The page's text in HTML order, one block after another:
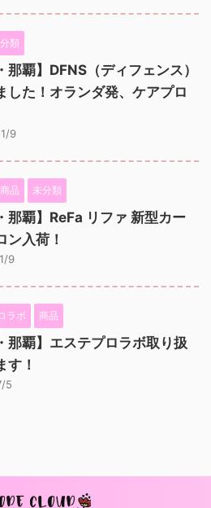
類
那覇】DFNS（ディフェンス）
した！オランダ発、ケアプロ
9
商品 未分類
那覇】ReFa リファ 新型カー
ン入荷！
9
ラボ 商品
那覇】エステプロラボ取り扱
す！
5